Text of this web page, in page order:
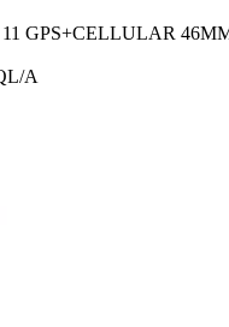
11 GPS+CELLULAR
A